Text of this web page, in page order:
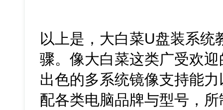
以上是，大白菜U盘装系统
骤。像大白菜这类广受欢
出色的多系统镜像支持能
配各类电脑品牌与型号，